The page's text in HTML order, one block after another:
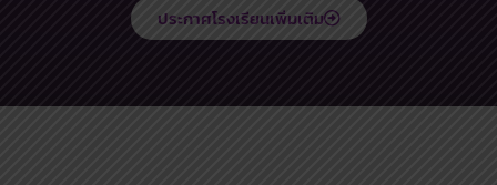
ประกาศโรงเรียนเพิ่มเติม